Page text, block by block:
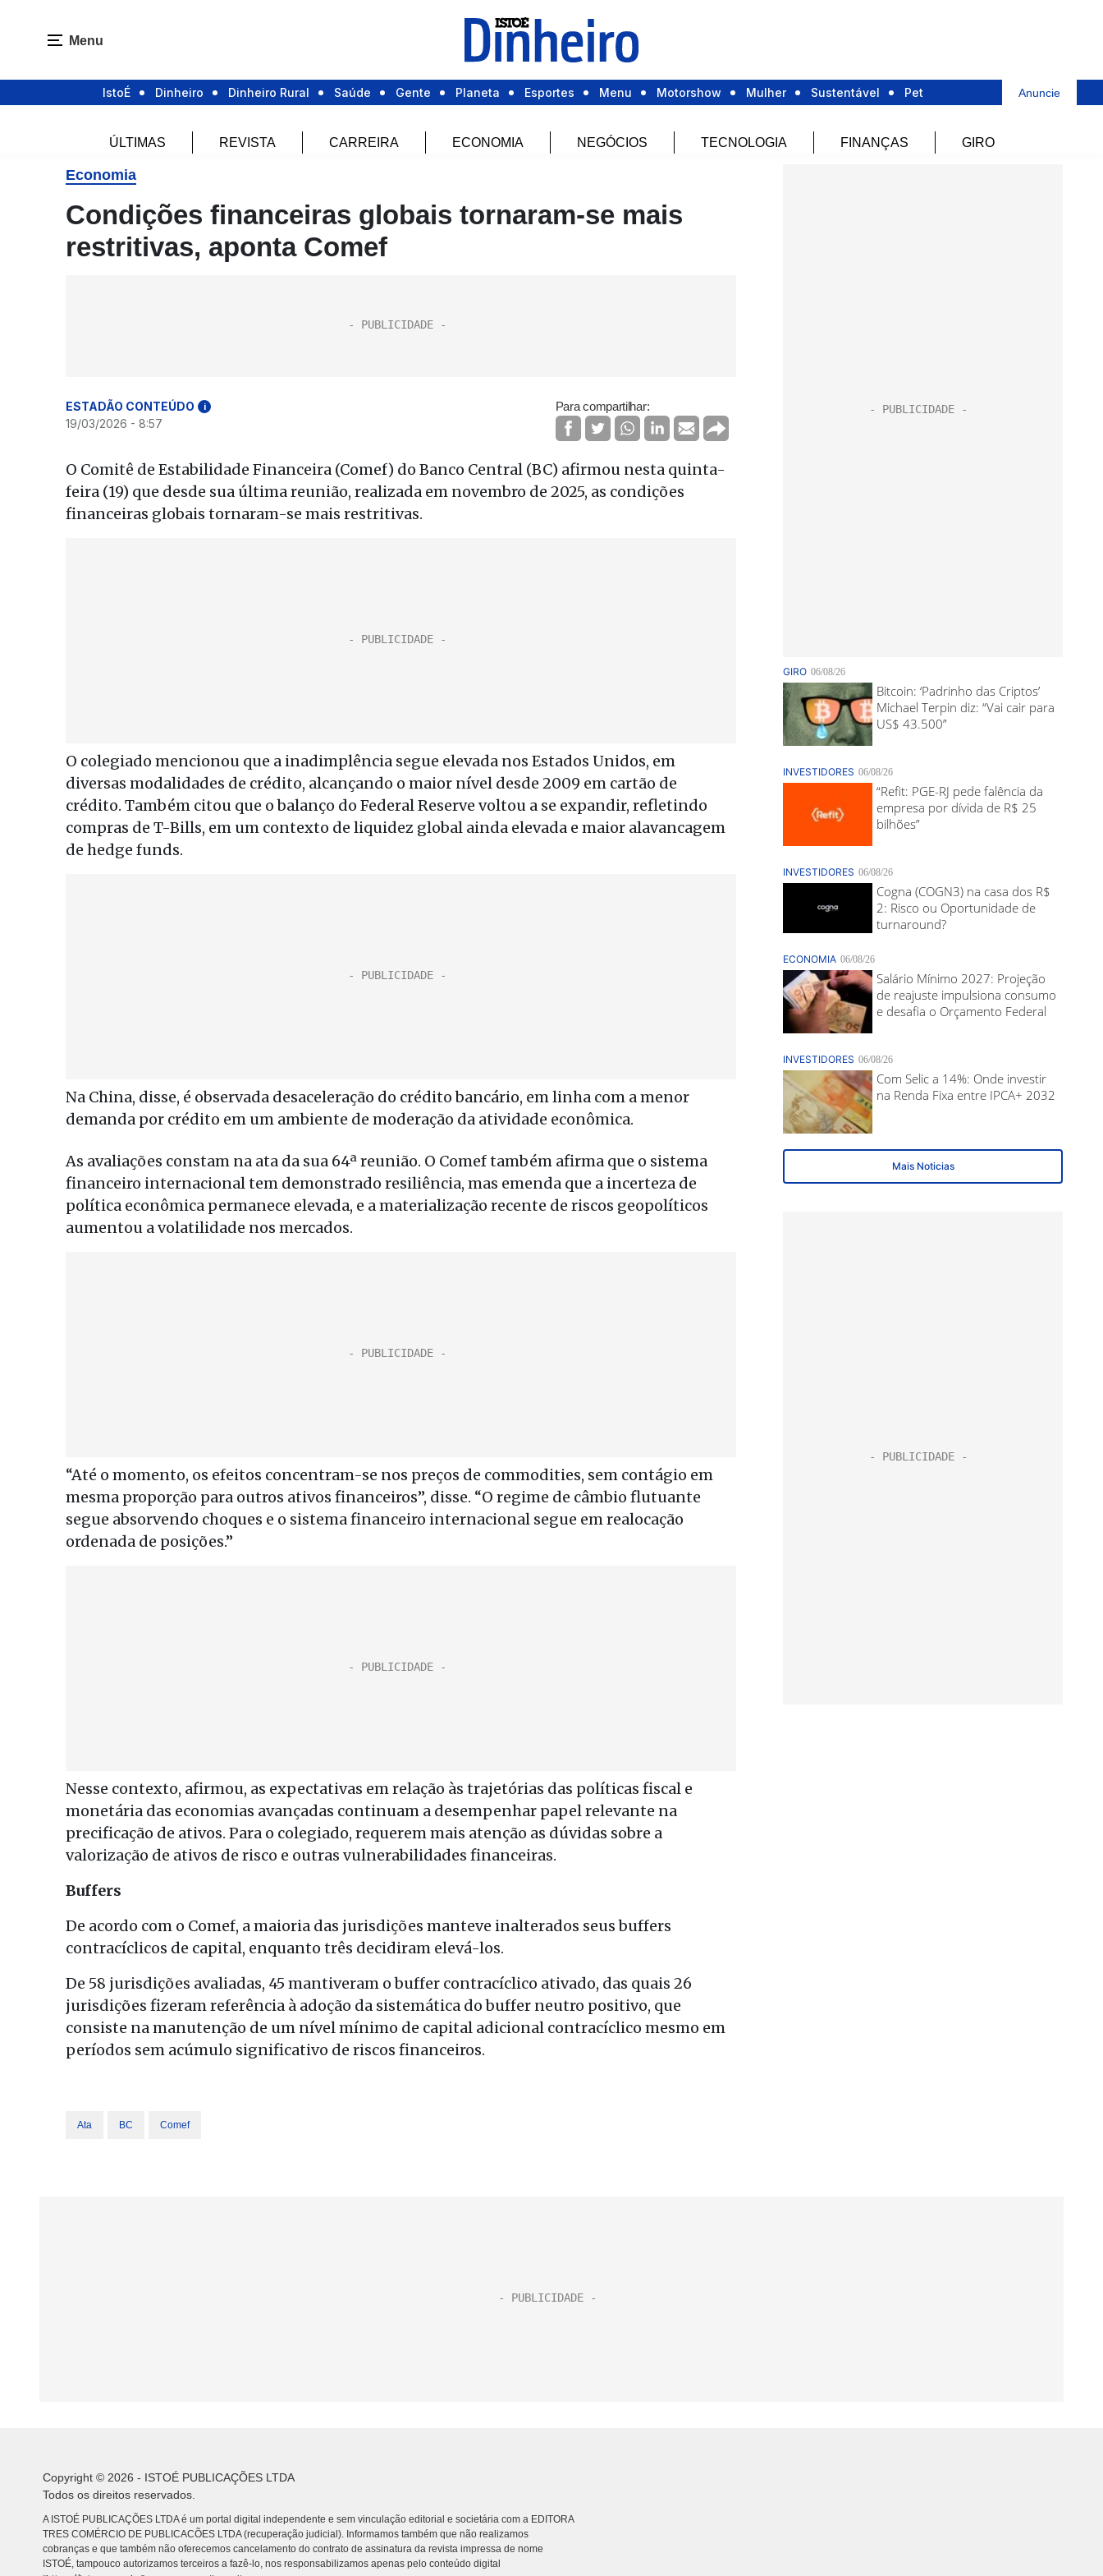
Menu
IstoÉ Dinheiro Dinheiro Rural Saúde Gente Planeta Esportes Menu Motorshow Mulher Sustentável Pet Anuncie
ÚLTIMAS REVISTA CARREIRA ECONOMIA NEGÓCIOS TECNOLOGIA FINANÇAS GIRO
Economia
Condições financeiras globais tornaram-se mais
restritivas, aponta Comef
ESTADÃO CONTEÚDO i
19/03/2026 - 8:57
Para compartilhar:
O Comitê de Estabilidade Financeira (Comef) do Banco Central (BC) afirmou nesta quinta-
feira (19) que desde sua última reunião, realizada em novembro de 2025, as condições
financeiras globais tornaram-se mais restritivas.
O colegiado mencionou que a inadimplência segue elevada nos Estados Unidos, em
diversas modalidades de crédito, alcançando o maior nível desde 2009 em cartão de
crédito. Também citou que o balanço do Federal Reserve voltou a se expandir, refletindo
compras de T-Bills, em um contexto de liquidez global ainda elevada e maior alavancagem
de hedge funds.
Na China, disse, é observada desaceleração do crédito bancário, em linha com a menor
demanda por crédito em um ambiente de moderação da atividade econômica.
As avaliações constam na ata da sua 64ª reunião. O Comef também afirma que o sistema
financeiro internacional tem demonstrado resiliência, mas emenda que a incerteza de
política econômica permanece elevada, e a materialização recente de riscos geopolíticos
aumentou a volatilidade nos mercados.
“Até o momento, os efeitos concentram-se nos preços de commodities, sem contágio em
mesma proporção para outros ativos financeiros”, disse. “O regime de câmbio flutuante
segue absorvendo choques e o sistema financeiro internacional segue em realocação
ordenada de posições.”
Nesse contexto, afirmou, as expectativas em relação às trajetórias das políticas fiscal e
monetária das economias avançadas continuam a desempenhar papel relevante na
precificação de ativos. Para o colegiado, requerem mais atenção as dúvidas sobre a
valorização de ativos de risco e outras vulnerabilidades financeiras.
Buffers
De acordo com o Comef, a maioria das jurisdições manteve inalterados seus buffers
contracíclicos de capital, enquanto três decidiram elevá-los.
De 58 jurisdições avaliadas, 45 mantiveram o buffer contracíclico ativado, das quais 26
jurisdições fizeram referência à adoção da sistemática do buffer neutro positivo, que
consiste na manutenção de um nível mínimo de capital adicional contracíclico mesmo em
períodos sem acúmulo significativo de riscos financeiros.
Ata BC Comef
Copyright © 2026 - ISTOÉ PUBLICAÇÕES LTDA
Todos os direitos reservados.
A ISTOÉ PUBLICAÇÕES LTDA é um portal digital independente e sem vinculação editorial e societária com a EDITORA
TRES COMÉRCIO DE PUBLICACÕES LTDA (recuperação judicial). Informamos também que não realizamos
cobranças e que também não oferecemos cancelamento do contrato de assinatura da revista impressa de nome
ISTOÉ, tampouco autorizamos terceiros a fazê-lo, nos responsabilizamos apenas pelo conteúdo digital